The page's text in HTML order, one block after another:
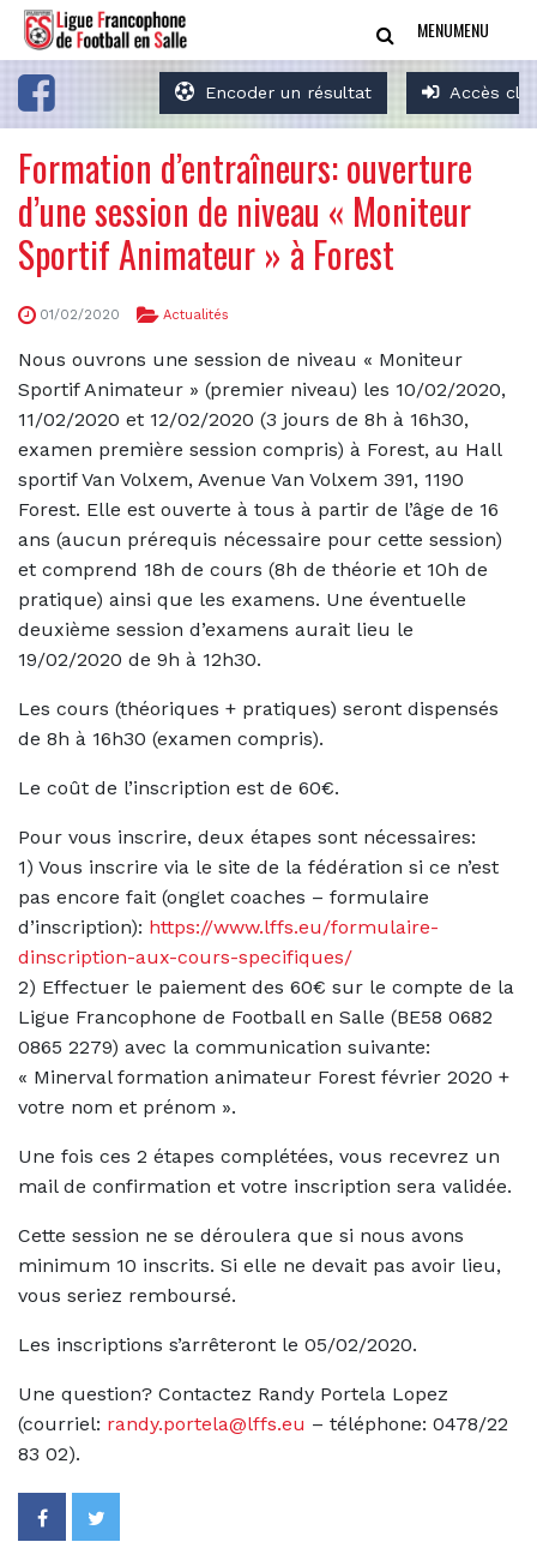
Encoder un résultat Accès
MENUMENU
Formation d’entraîneurs: ouverture
d’une session de niveau « Moniteur
Sportif Animateur » à Forest
01/02/2020 Actualités
Nous ouvrons une session de niveau « Moniteur
Sportif Animateur » (premier niveau) les 10/02/2020,
11/02/2020 et 12/02/2020 (3 jours de 8h à 16h30,
examen première session compris) à Forest, au Hall
sportif Van Volxem, Avenue Van Volxem 391, 1190
Forest. Elle est ouverte à tous à partir de l’âge de 16
ans (aucun prérequis nécessaire pour cette session)
et comprend 18h de cours (8h de théorie et 10h de
pratique) ainsi que les examens. Une éventuelle
deuxième session d’examens aurait lieu le
19/02/2020 de 9h à 12h30.
Les cours (théoriques + pratiques) seront dispensés
de 8h à 16h30 (examen compris).
Le coût de l’inscription est de 60€.
Pour vous inscrire, deux étapes sont nécessaires:
1) Vous inscrire via le site de la fédération si ce n’est
pas encore fait (onglet coaches – formulaire
d’inscription): https://www.lffs.eu/formulaire-
dinscription-aux-cours-specifiques/
2) Effectuer le paiement des 60€ sur le compte de la
Ligue Francophone de Football en Salle (BE58 0682
0865 2279) avec la communication suivante:
« Minerval formation animateur Forest février 2020 +
votre nom et prénom ».
Une fois ces 2 étapes complétées, vous recevrez un
mail de confirmation et votre inscription sera validée.
Cette session ne se déroulera que si nous avons
minimum 10 inscrits. Si elle ne devait pas avoir lieu,
vous seriez remboursé.
Les inscriptions s’arrêteront le 05/02/2020.
Une question? Contactez Randy Portela Lopez
(courriel: randy.portela@lffs.eu – téléphone: 0478/22
83 02).